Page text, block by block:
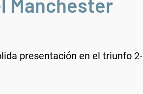
Manchester
presentación en el triunfo 2-